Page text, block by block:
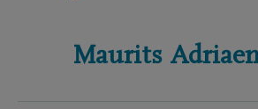
Maurits